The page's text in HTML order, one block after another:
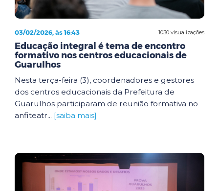
1030 visualizações
03/02/2026, às 16:43
Educação integral é tema de encontro
formativo nos centros educacionais de
Guarulhos
Nesta terça-feira (3), coordenadores e gestores
dos centros educacionais da Prefeitura de
Guarulhos participaram de reunião formativa no
anfiteatr... [saiba mais]